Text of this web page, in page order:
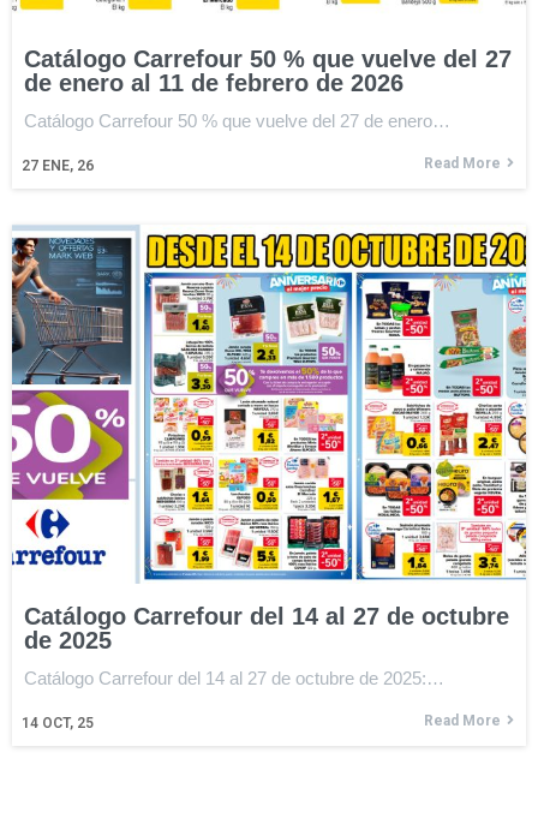
Catálogo Carrefour 50 % que vuelve del 27
de enero al 11 de febrero de 2026
27 ENE, 26
Catálogo Carrefour 50 % que vuelve del 27 de enero…
Read More
Catálogo Carrefour del 14 al 27 de octubre
de 2025
14 OCT, 25
Catálogo Carrefour del 14 al 27 de octubre de 2025:…
Read More